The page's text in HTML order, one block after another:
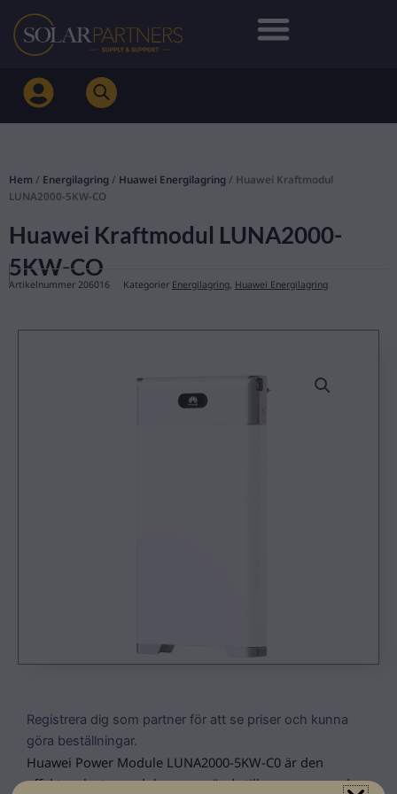
Hoppa
innehåll
Hem / Energilagring / Huawei Energilagring / Huawei Kraftmodul
LUNA2000-5KW-CO
Huawei Kraftmodul LUNA2000-
5KW-CO
Artikelnummer 206016 Kategorier Energilagring, Huawei Energilagring
Registrera dig som partner för att se priser och kunna
göra beställningar.
Huawei Power Module LUNA2000-5KW-C0 är den
effekt- och styrmodul som används tillsammans med